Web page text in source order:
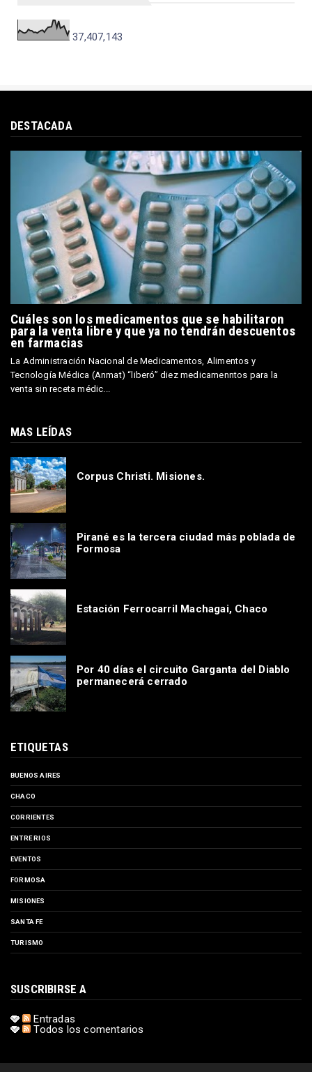
37,407,143
DESTACADA
Cuáles son los medicamentos que se habilitaron
para la venta libre y que ya no tendrán descuentos
en farmacias
La Administración Nacional de Medicamentos, Alimentos y
Tecnología Médica (Anmat) “liberó” diez medicamenntos para la
venta sin receta médic...
MAS LEÍDAS
Corpus Christi. Misiones.
Pirané es la tercera ciudad más poblada de
Formosa
Estación Ferrocarril Machagai, Chaco
Por 40 días el circuito Garganta del Diablo
permanecerá cerrado
ETIQUETAS
BUENOS AIRES
CHACO
CORRIENTES
ENTRE RIOS
EVENTOS
FORMOSA
MISIONES
SANTA FE
TURISMO
SUSCRIBIRSE A
Entradas
Todos los comentarios